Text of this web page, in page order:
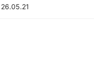
26.05.21